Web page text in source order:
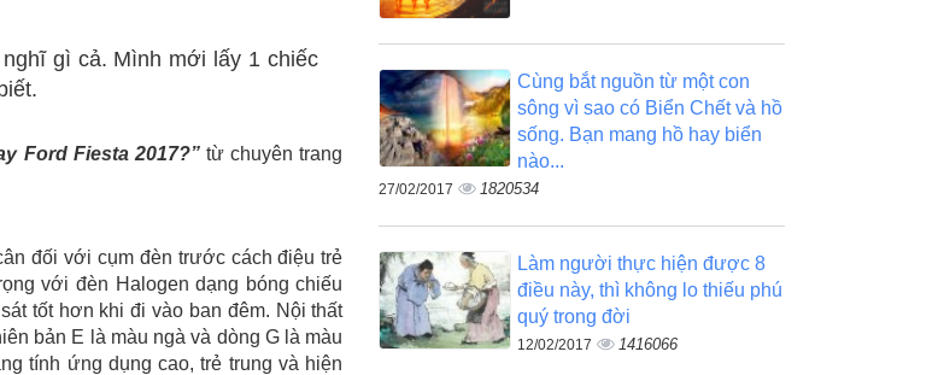
gì cả. Mình mới lấy 1 chiếc
Ford Fiesta 2017?”từ chuyên trang
đối với cụm đèn trước cách điệu trẻ
với đèn Halogen dạng bóng chiếu
tốt hơn khi đi vào ban đêm. Nội thất
bản E là màu ngà và dòng G là màu
tính ứng dụng cao, trẻ trung và hiện
Cùng bắt nguồn từ một con
sông vì sao có Biển Chết và hồ
sống. Bạn mang hồ hay biển
nào...
27/02/2017 1820534
Làm người thực hiện được 8
điều này, thì không lo thiếu phú
quý trong đời
12/02/2017 1416066